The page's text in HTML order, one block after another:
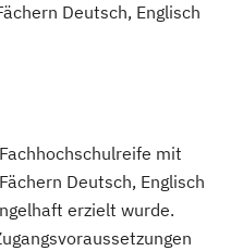
Deutsch, Englisch
mit
Deutsch, Englisch
erzielt wurde.